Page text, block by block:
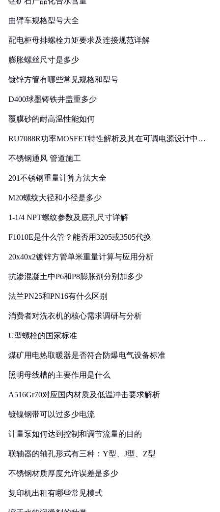
曲臂车规格型号大全
配电柜母排螺栓力矩要求及连接规范详解
膨胀螺丝尺寸是多少
镀锌方管有哪些常见规格和型号
D400球墨铸铁井盖重多少
覆膜砂的耐高温性能如何
RU7088R功率MOSFET特性解析及其在可调电源设计中的
不锈钢通风 管道施工
201不锈钢重量计算方法大全
M20螺纹大径和小径是多少
1-1/4 NPT螺纹参数及底孔尺寸详解
F1010E是什么管？能否用3205或3505代换
20x40x2镀锌方管单米重量计算与应用分析
抗渗混凝土中P6和P8膨胀剂分别加多少
法兰PN25和PN16有什么区别
消费者对洗衣机的核心需求调研与分析
U型螺栓的国家标准
煤矿用电热取暖器是否符合防爆电气设备标准
照明母线槽的主要作用是什么
A516Gr70对应国内材质及低温冲击要求解析
镀镍钢带可以过多少电流
计量泵如何达到控制和调节流量的目的
联轴器的轴孔形式有三种：Y型、J型、Z型
不锈钢材质厚度允许误差是多少
复印机出租有哪些常见模式